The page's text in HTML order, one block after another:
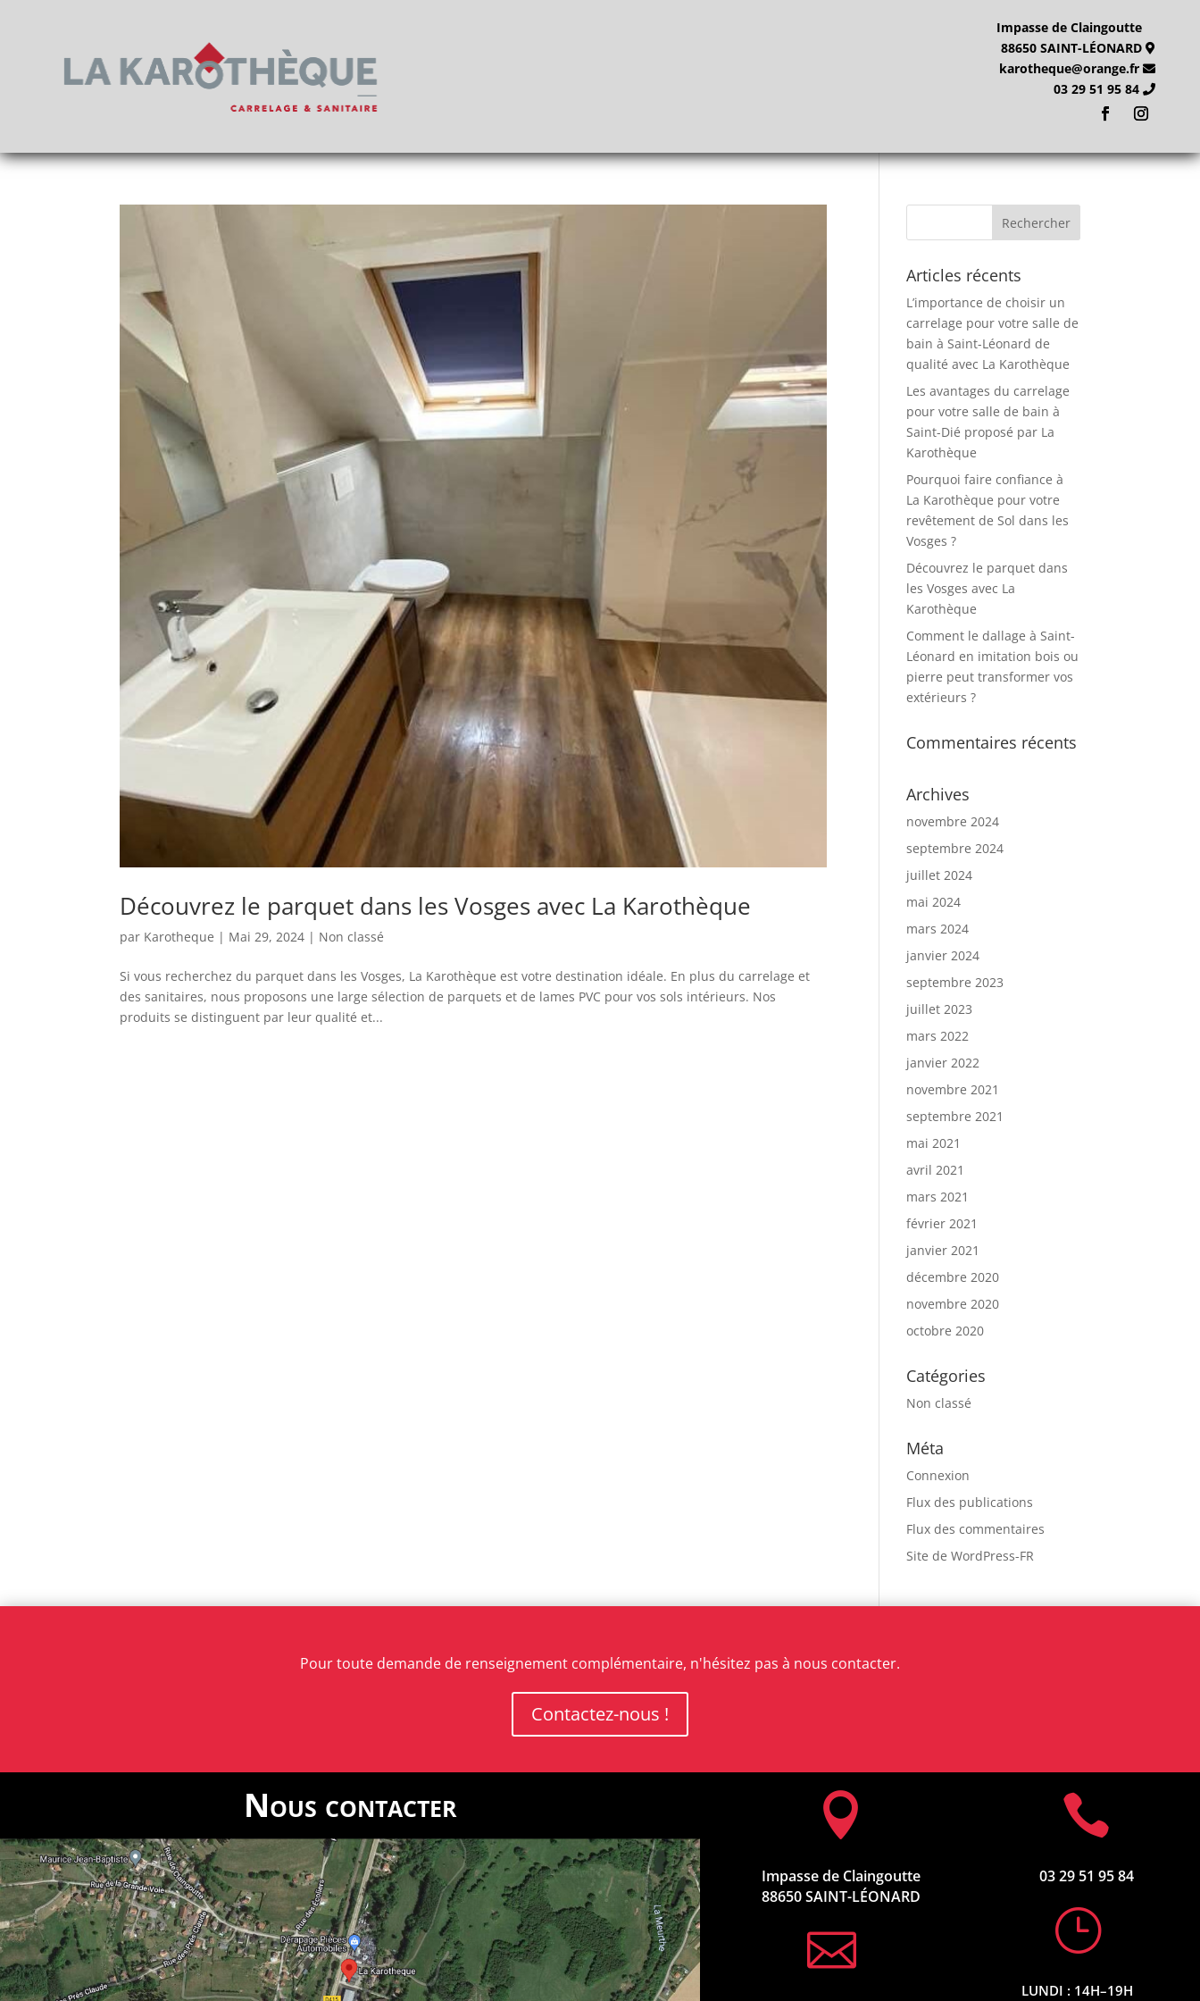
Impasse de Claingoutte
88650 SAINT-LÉONARD
karotheque@orange.fr
03 29 51 95 84
Découvrez le parquet dans les Vosges avec La Karothèque
par Karotheque | Mai 29, 2024 | Non classé
Si vous recherchez du parquet dans les Vosges, La Karothèque est votre destination idéale. En plus du carrelage et
des sanitaires, nous proposons une large sélection de parquets et de lames PVC pour vos sols intérieurs. Nos
produits se distinguent par leur qualité et...
Articles récents
L’importance de choisir un
carrelage pour votre salle de
bain à Saint-Léonard de
qualité avec La Karothèque
Les avantages du carrelage
pour votre salle de bain à
Saint-Dié proposé par La
Karothèque
Pourquoi faire confiance à
La Karothèque pour votre
revêtement de Sol dans les
Vosges ?
Découvrez le parquet dans
les Vosges avec La
Karothèque
Comment le dallage à Saint-
Léonard en imitation bois ou
pierre peut transformer vos
extérieurs ?
Commentaires récents
Archives
novembre 2024
septembre 2024
juillet 2024
mai 2024
mars 2024
janvier 2024
septembre 2023
juillet 2023
mars 2022
janvier 2022
novembre 2021
septembre 2021
mai 2021
avril 2021
mars 2021
février 2021
janvier 2021
décembre 2020
novembre 2020
octobre 2020
Catégories
Non classé
Méta
Connexion
Flux des publications
Flux des commentaires
Site de WordPress-FR
Pour toute demande de renseignement complémentaire, n'hésitez pas à nous contacter.
Contactez-nous !
Nous contacter 
Impasse de Claingoutte
88650 SAINT-LÉONARD


03 29 51 95 84
}
LUNDI : 14H–19H